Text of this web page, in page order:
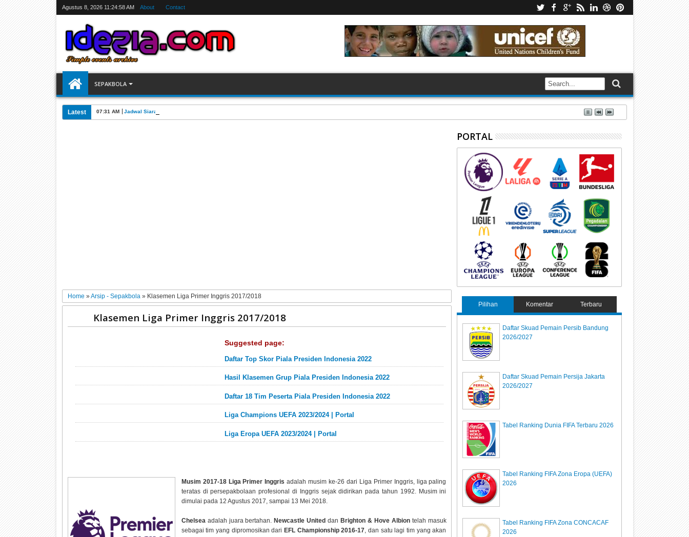
Agustus 8, 2026 11:24:59 AM About Contact
SEPAKBOLA
Latest 07:31 AM Jadwal Siarang Langsung TV Piala Dunia FIFA 2026
Home »Arsip - Sepakbola » Klasemen Liga Primer Inggris 2017/2018
Klasemen Liga Primer Inggris 2017/2018
Suggested page:
Daftar Top Skor Piala Presiden Indonesia 2022
Hasil Klasemen Grup Piala Presiden Indonesia 2022
Daftar 18 Tim Peserta Piala Presiden Indonesia 2022
Liga Champions UEFA 2023/2024 | Portal
Liga Eropa UEFA 2023/2024 | Portal
Musim 2017-18 Liga Primer Inggris adalah musim ke-26 dari Liga Primer Inggris, liga paling
teratas di persepakbolaan profesional di Inggris sejak didirikan pada tahun 1992. Musim ini
dimulai pada 12 Agustus 2017, sampai 13 Mei 2018.
Chelsea adalah juara bertahan.Newcastle United danBrighton & Hove Albiontelah masuk
sebagai tim yang dipromosikan dariEFL Championship 2016-17 , dan satu lagi tim yang akan
PORTAL
Pilihan Komentar Terbaru
Daftar Skuad Pemain Persib Bandung
2026/2027
Daftar Skuad Pemain Persija Jakarta
2026/2027
Tabel Ranking Dunia FIFA Terbaru 2026
Tabel Ranking FIFA Zona Eropa (UEFA)
2026
Tabel Ranking FIFA Zona CONCACAF
2026